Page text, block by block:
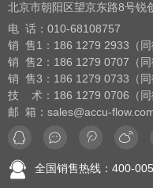
北京市朝阳区望京东路8号锐
电 话： 010-68108757
销 售1：186 1279 2933（
销 售2：186 1279 0707（
销 售3：186 1279 0733（
技 术：186 1279 0706（同
邮 箱：sales@accu-
全国销售热线：400-